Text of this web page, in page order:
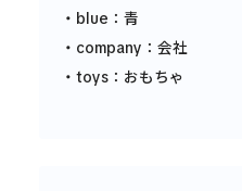
・blue：青
・company：会社
・toys：おもちゃ